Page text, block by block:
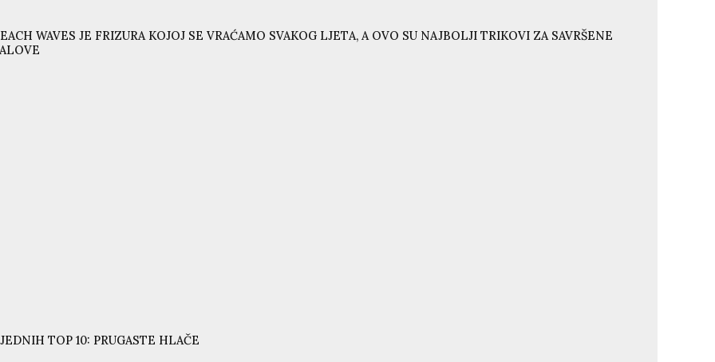
WAVES JE FRIZURA KOJOJ SE VRAĆAMO SVAKOG LJETA, A OVO SU NAJBOLJI TRIKOVI ZA SAVRŠENE
TOP 10: PRUGASTE HLAČE